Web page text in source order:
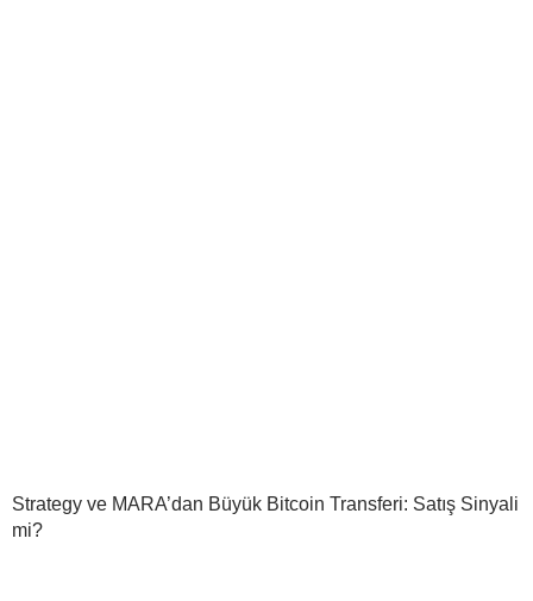
Strategy ve MARA’dan Büyük Bitcoin Transferi: Satış Sinyali
mi?